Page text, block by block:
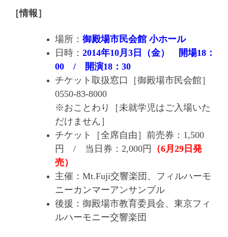
［情報］
場所： 御殿場市民会館 小ホール
日時： 2014年10月3日（金） 開場18：
00 / 開演18：30
チケット取扱窓口［御殿場市民会館］
0550-83-8000
※おことわり［未就学児はご入場いた
だけません］
チケット［全席自由］前売券：1,500
円 / 当日券：2,000円 （6月29日発
売）
主催：Mt.Fuji交響楽団、フィルハーモ
ニーカンマーアンサンブル
後援：御殿場市教育委員会、東京フィ
ルハーモニー交響楽団